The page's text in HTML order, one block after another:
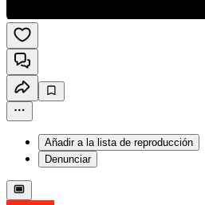
Añadir a la lista de reproducción
Denunciar